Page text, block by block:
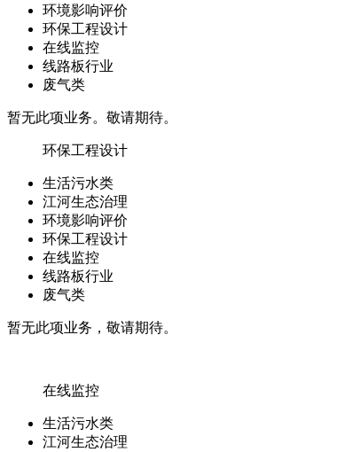
环境影响评价
环保工程设计
在线监控
线路板行业
废气类
暂无此项业务。敬请期待。
环保工程设计
生活污水类
江河生态治理
环境影响评价
环保工程设计
在线监控
线路板行业
废气类
暂无此项业务，敬请期待。
在线监控
生活污水类
江河生态治理